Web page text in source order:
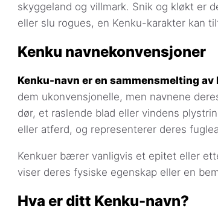
skyggeland og villmark. Snik og kløkt er
eller slu rogues, en Kenku-karakter kan
Kenku navnekonvensjoner
Kenku-navn er en sammensmelting
dem ukonvensjonelle, men navnene
dør, et raslende blad eller vindens
eller atferd, og representerer deres
Kenkuer bærer vanligvis et epitet eller
viser deres fysiske egenskap eller en
Hva er ditt Kenku-navn?